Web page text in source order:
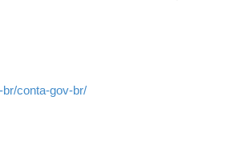
br/conta-gov-br/